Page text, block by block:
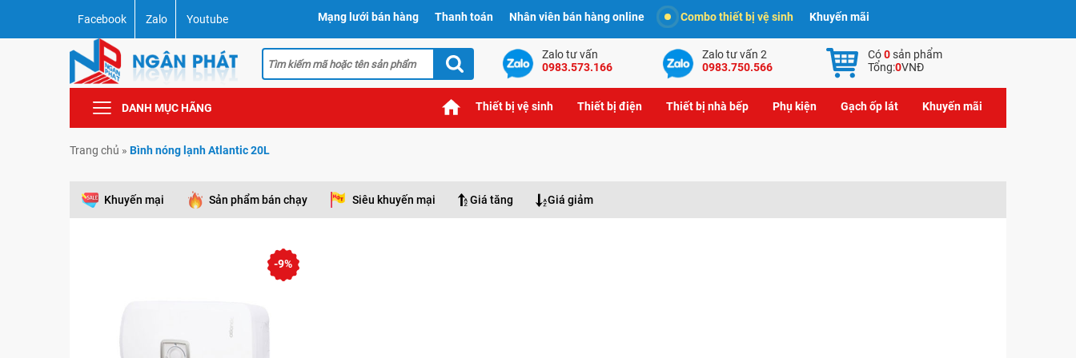
Facebook Zalo Youtube Mạng lưới bán hàng Thanh toán Nhân viên bán hàng online Combo thiết bị vệ sinh Khuyến mãi
Zalo tư vấn
0983.573.166
Zalo tư vấn 2
0983.750.566
Có0sản phẩm
Tổng:0VNĐ
DANH MỤC HÃNG Thiết bị vệ sinh Thiết bị điện Thiết bị nhà bếp Phụ kiện Gạch ốp lát Khuyến mãi
Trang chủ » Bình nóng lạnh Atlantic 20L
Khuyến mại Sản phẩm bán chạy Siêu khuyến mại Giá tăng Giá giảm
-9%